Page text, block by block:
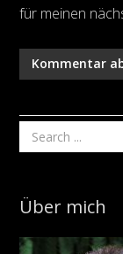
für meinen
Über mich